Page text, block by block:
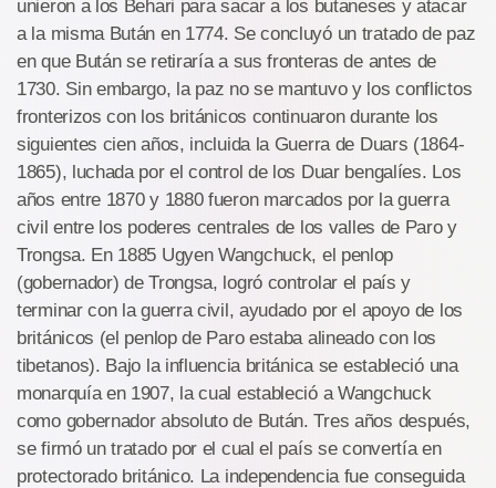
unieron a los Behari para sacar a los butaneses y atacar
a la misma Bután en 1774. Se concluyó un tratado de paz
en que Bután se retiraría a sus fronteras de antes de
1730. Sin embargo, la paz no se mantuvo y los conflictos
fronterizos con los británicos continuaron durante los
siguientes cien años, incluida la Guerra de Duars (1864-
1865), luchada por el control de los Duar bengalíes. Los
años entre 1870 y 1880 fueron marcados por la guerra
civil entre los poderes centrales de los valles de Paro y
Trongsa. En 1885 Ugyen Wangchuck, el penlop
(gobernador) de Trongsa, logró controlar el país y
terminar con la guerra civil, ayudado por el apoyo de los
británicos (el penlop de Paro estaba alineado con los
tibetanos). Bajo la influencia británica se estableció una
monarquía en 1907, la cual estableció a Wangchuck
como gobernador absoluto de Bután. Tres años después,
se firmó un tratado por el cual el país se convertía en
protectorado británico. La independencia fue conseguida